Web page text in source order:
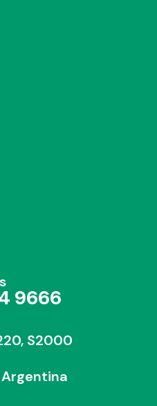
9666
S2000
Argentina